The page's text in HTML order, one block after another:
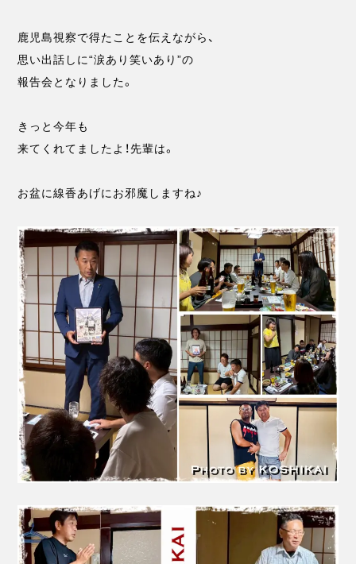
鹿児島視察で得たことを伝えながら、
思い出話しに“涙あり笑いあり”の
報告会となりました。
きっと今年も
来てくれてましたよ！先輩は。
お盆に線香あげにお邪魔しますね♪